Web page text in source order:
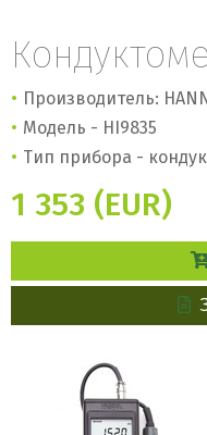
Производитель:
Модель - HI9835
Тип прибора -
1 353 (EUR)